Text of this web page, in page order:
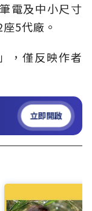
電及中小尺寸
5代廠。
，僅反映作者
立即開啟